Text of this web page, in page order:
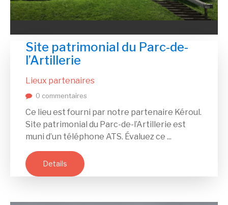
Site patrimonial du Parc-de-
l’Artillerie
Lieux partenaires
0 commentaires
Ce lieu est fourni par notre partenaire Kéroul.
Site patrimonial du Parc-de-l’Artillerie est
muni d’un téléphone ATS. Évaluez ce ...
Details